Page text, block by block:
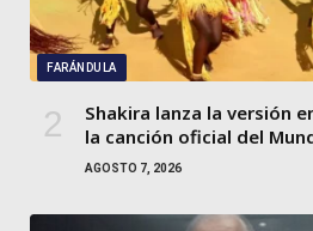
FARÁNDULA
Shakira lanza la versión
la canción oficial del
AGOSTO 7, 2026